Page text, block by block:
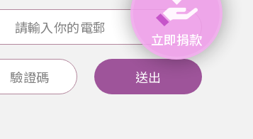
送出
立即捐款